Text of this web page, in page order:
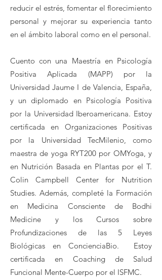
reducir el estrés, fomentar el florecimiento
personal y mejorar su experiencia tanto
en el ámbito laboral como en el personal.
Cuento con una Maestría en Psicología
Positiva Aplicada (MAPP) por la
Universidad Jaume I de Valencia, España,
y un diplomado en Psicología Positiva
por la Universidad Iberoamericana. Estoy
certificada en Organizaciones Positivas
por la Universidad TecMilenio, como
maestra de yoga RYT200 por OMYoga, y
en Nutrición Basada en Plantas por el T.
Colin Campbell Center for Nutrition
Studies. Además, completé la Formación
en Medicina Consciente de Bodhi
Medicine y los Cursos sobre
Profundizaciones de las 5 Leyes
Biológicas en ConcienciaBio. Estoy
certificada en Coaching de Salud
Funcional Mente-Cuerpo por el ISFMC.